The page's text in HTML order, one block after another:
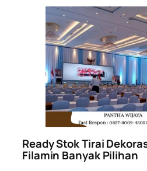
Ready Stok Tirai
Filamin Banyak Pilihan